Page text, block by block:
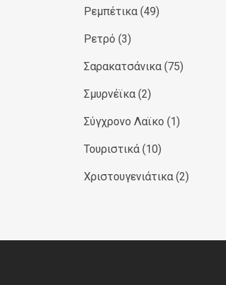
Ρεμπέτικα (49)
Ρετρό (3)
Σαρακατσάνικα (75)
Σμυρνέϊκα (2)
Σύγχρονο Λαϊκο (1)
Τουριστικά (10)
Χριστουγενιάτικα (2)